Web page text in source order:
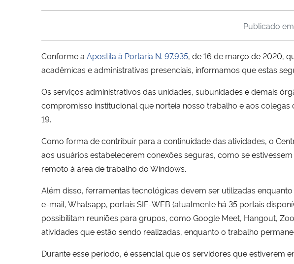
Publicado em
Conforme a Apostila à Portaria N. 97.935, de 16 de março de 2020,
acadêmicas e administrativas presenciais, informamos que estas
Os serviços administrativos das unidades, subunidades e demais
compromisso institucional que norteia nosso trabalho e aos
19.
Como forma de contribuir para a continuidade das atividades, o
aos usuários estabelecerem conexões seguras, como se
remoto à área de trabalho do Windows.
Além disso, ferramentas tecnológicas devem ser utilizadas
e-mail, Whatsapp, portais SIE-WEB (atualmente há 35 portais
possibilitam reuniões para grupos, como Google Meet, Hangout,
atividades que estão sendo realizadas, enquanto o trabalho
Durante esse período, é essencial que os servidores que